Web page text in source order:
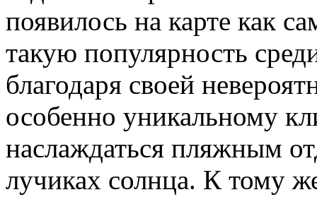
появилось на карте как
такую популярность
благодаря своей
особенно уникальному
наслаждаться пляжным
лучиках солнца. К тому